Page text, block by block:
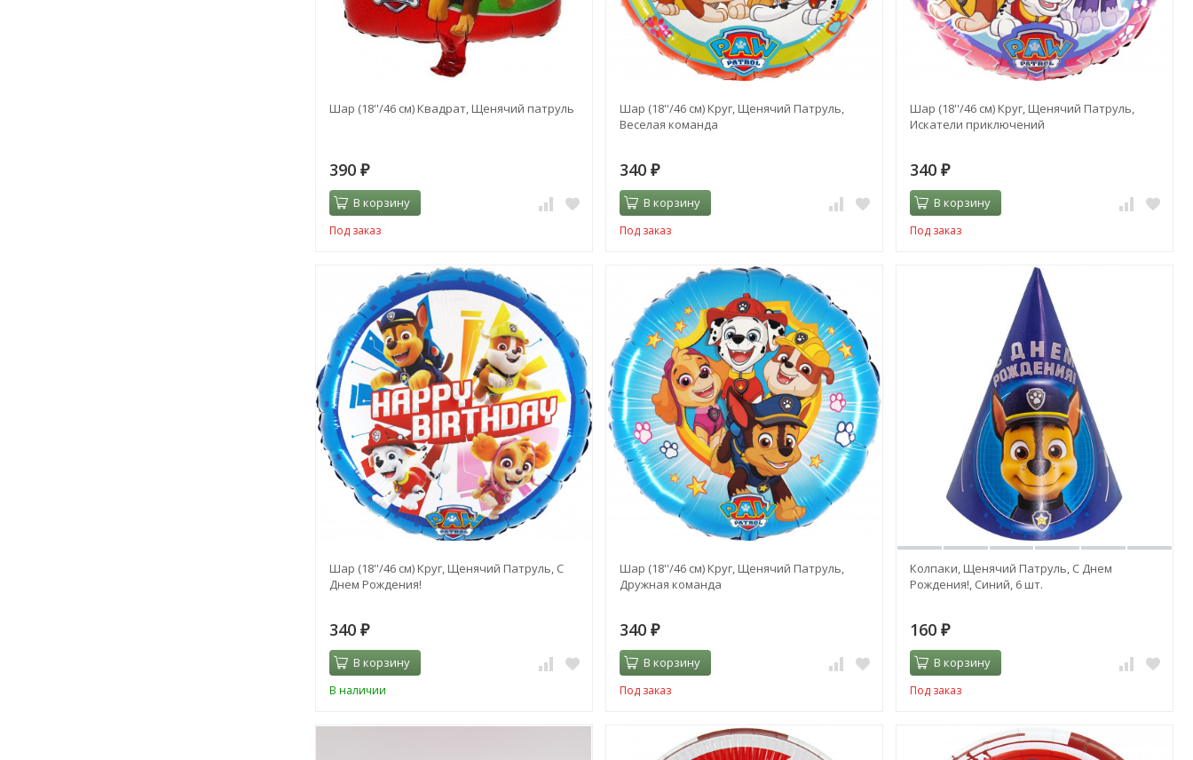
Шар (18''/46 см) Квадрат, Щенячий патруль
390 ₽
В корзину
Под заказ
Шар (18''/46 см) Круг, Щенячий Патруль,
Веселая команда
340 ₽
В корзину
Под заказ
Шар (18''/46 см) Круг, Щенячий Патруль,
Искатели приключений
340 ₽
В корзину
Под заказ
Шар (18''/46 см) Круг, Щенячий Патруль, С
Днем Рождения!
340 ₽
В корзину
В наличии
Шар (18''/46 см) Круг, Щенячий Патруль,
Дружная команда
340 ₽
В корзину
Под заказ
Колпаки, Щенячий Патруль, С Днем
Рождения!, Синий, 6 шт.
160 ₽
В корзину
Под заказ